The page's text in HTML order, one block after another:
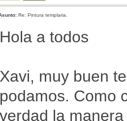
Re: Pintura templaria.
Hola a todos
Xavi, muy buen
podamos. Como
verdad la